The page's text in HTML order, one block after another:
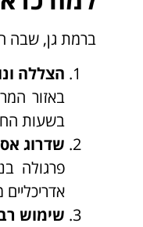
ברמת גן, שבה
הצללה
באזור
בשעות
שדרוג
פרגולה
שימוש